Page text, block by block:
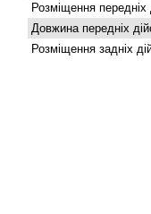
Розміщення передніх
Довжина передніх
Розміщення задніх